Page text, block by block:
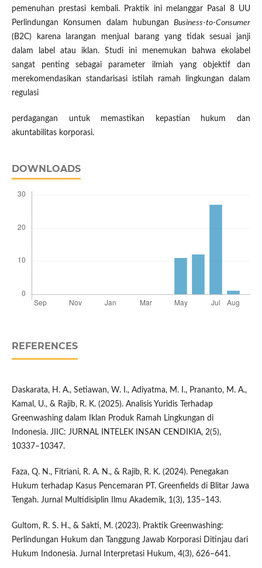
pemenuhan prestasi kembali. Praktik ini melanggar Pasal 8 UU
Perlindungan Konsumen dalam hubunganBusiness-to-Consumer
(B2C) karena larangan menjual barang yang tidak sesuai janji
dalam label atau iklan. Studi ini menemukan bahwa ekolabel
sangat penting sebagai parameter ilmiah yang objektif dan
merekomendasikan standarisasi istilah ramah lingkungan dalam
regulasi
perdagangan untuk memastikan kepastian hukum dan
akuntabilitas korporasi.
DOWNLOADS
REFERENCES
Daskarata, H. A., Setiawan, W. I., Adiyatma, M. I., Prananto, M. A.,
Kamal, U., & Rajib, R. K. (2025). Analisis Yuridis Terhadap
Greenwashing dalam Iklan Produk Ramah Lingkungan di
Indonesia. JIIC: JURNAL INTELEK INSAN CENDIKIA, 2(5),
10337–10347.
Faza, Q. N., Fitriani, R. A. N., & Rajib, R. K. (2024). Penegakan
Hukum terhadap Kasus Pencemaran PT. Greenfields di Blitar Jawa
Tengah. Jurnal Multidisiplin Ilmu Akademik, 1(3), 135–143.
Gultom, R. S. H., & Sakti, M. (2023). Praktik Greenwashing:
Perlindungan Hukum dan Tanggung Jawab Korporasi Ditinjau dari
Hukum Indonesia. Jurnal Interpretasi Hukum, 4(3), 626–641.